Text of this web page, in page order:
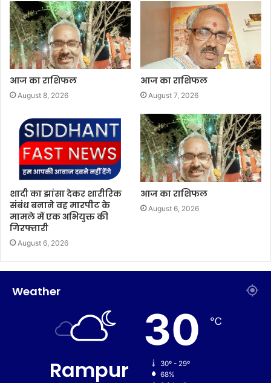
आज का राशिफल
August 8, 2026
आज का राशिफल
August 7, 2026
शादी का झांसा देकर शारीरिक
संबंध बनाने वह मारपीट के
मामले में एक अभियुक्त की
गिरफ्तारी
August 6, 2026
आज का राशिफल
August 6, 2026
Weather
Rampur
30 ℃
30º - 29º
68%